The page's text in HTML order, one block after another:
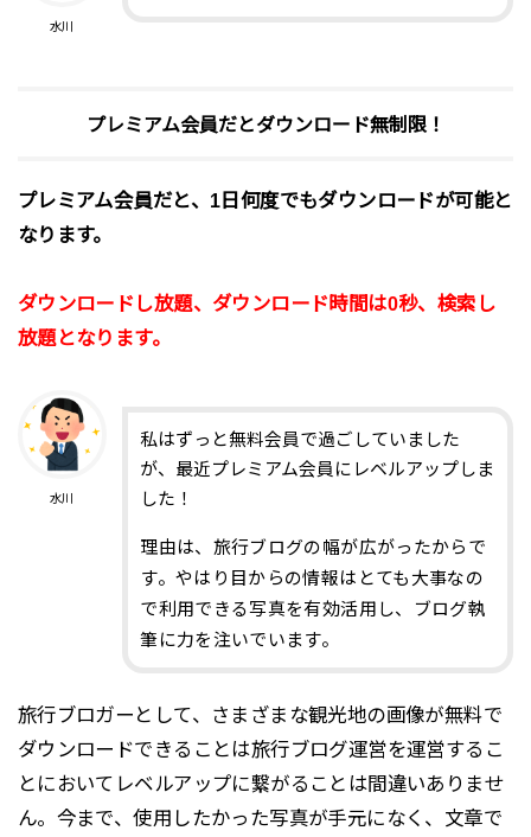
水川
プレミアム会員だとダウンロード無制限！
プレミアム会員だと、1日何度でもダウンロードが可能と
なります。
ダウンロードし放題、ダウンロード時間は0秒、検索し
放題となります。
水川
私はずっと無料会員で過ごしていました
が、最近プレミアム会員にレベルアップしま
した！
理由は、旅行ブログの幅が広がったからで
す。やはり目からの情報はとても大事なの
で利用できる写真を有効活用し、ブログ執
筆に力を注いでいます。
旅行ブロガーとして、さまざまな観光地の画像が無料で
ダウンロードできることは旅行ブログ運営を運営するこ
とにおいてレベルアップに繋がることは間違いありませ
ん。今まで、使用したかった写真が手元になく、文章で